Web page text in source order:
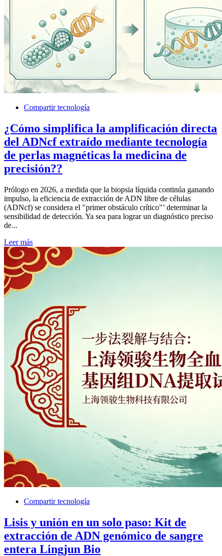
Compartir tecnología
¿Cómo simplifica la amplificación directa
del ADNcf extraído mediante tecnología
de perlas magnéticas la medicina de
precisión??
Prólogo en 2026, a medida que la biopsia líquida continúa ganando
impulso, la eficiencia de extracción de ADN libre de células
(ADNcf) se considera el "primer obstáculo crítico"’ determinar la
sensibilidad de detección. Ya sea para lograr un diagnóstico preciso
de...
Leer más
Compartir tecnología
Lisis y unión en un solo paso: Kit de
extracción de ADN genómico de sangre
entera Lingjun Bio